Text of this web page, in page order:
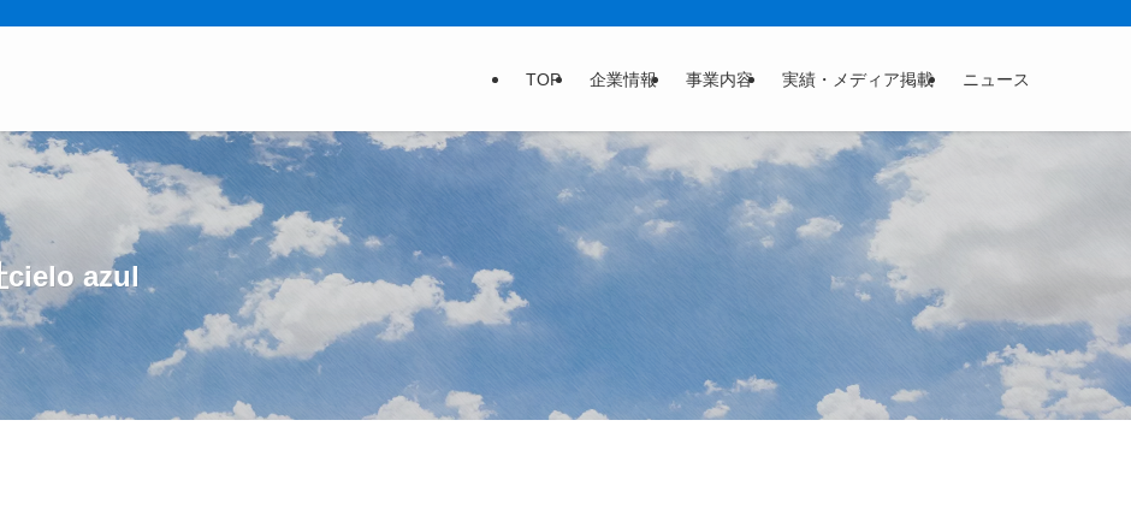
TOP 企業情報 事業内容 実績・メディア掲載 ニュース
cielo azul